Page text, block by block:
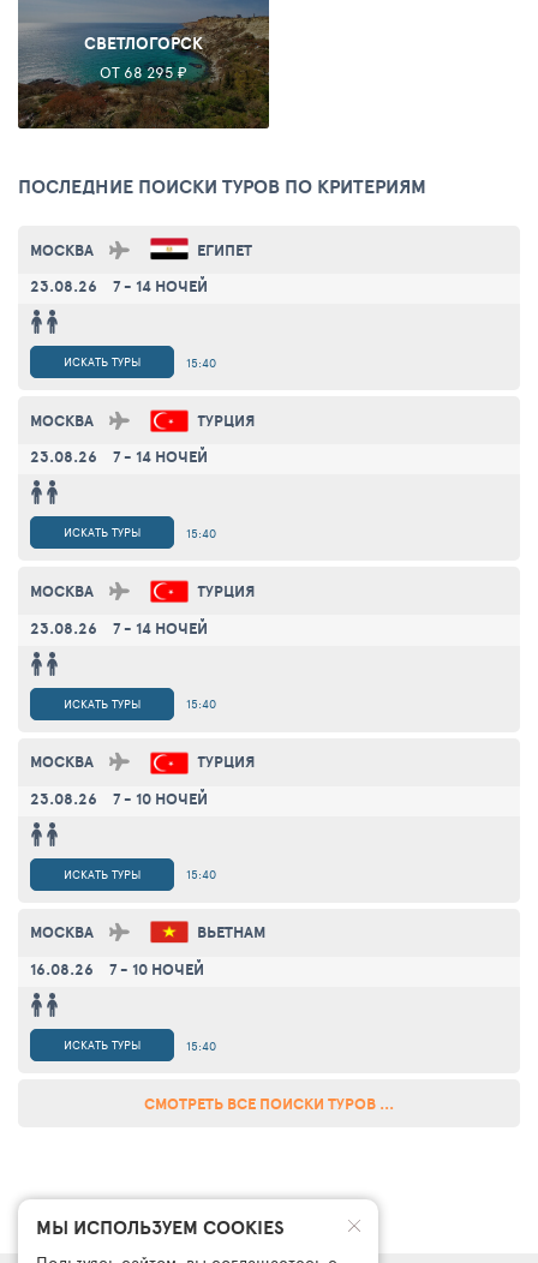
СВЕТЛОГОРСК
ОТ 68 295 ₽
ПОСЛЕДНИЕ ПОИСКИ ТУРОВ ПО КРИТЕРИЯМ
МОСКВА
ЕГИПЕТ
23.08.26
7 - 14 НОЧЕЙ
15:40
ИСКАТЬ ТУРЫ
МОСКВА
ТУРЦИЯ
23.08.26
7 - 14 НОЧЕЙ
15:40
ИСКАТЬ ТУРЫ
МОСКВА
ТУРЦИЯ
23.08.26
7 - 14 НОЧЕЙ
15:40
ИСКАТЬ ТУРЫ
МОСКВА
ТУРЦИЯ
23.08.26
7 - 10 НОЧЕЙ
15:40
ИСКАТЬ ТУРЫ
МОСКВА
ВЬЕТНАМ
16.08.26
7 - 10 НОЧЕЙ
15:40
ИСКАТЬ ТУРЫ
СМОТРЕТЬ ВСЕ ПОИСКИ ТУРОВ ...
МЫ ИСПОЛЬЗУЕМ COOKIES